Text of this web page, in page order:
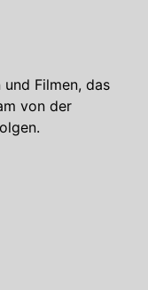
Filmen, das
von der